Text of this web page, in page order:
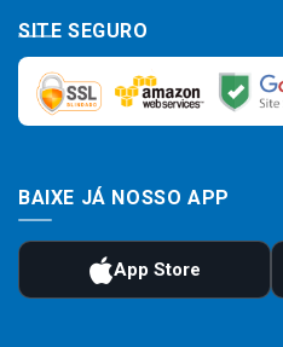
SITE SEGURO
BAIXE JÁ NOSSO APP